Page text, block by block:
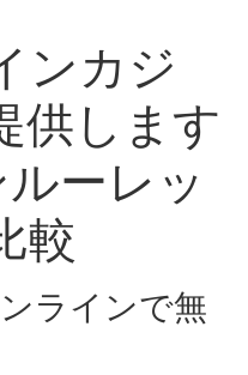
ンカジ
供します
ルーレッ
較
ラインで無